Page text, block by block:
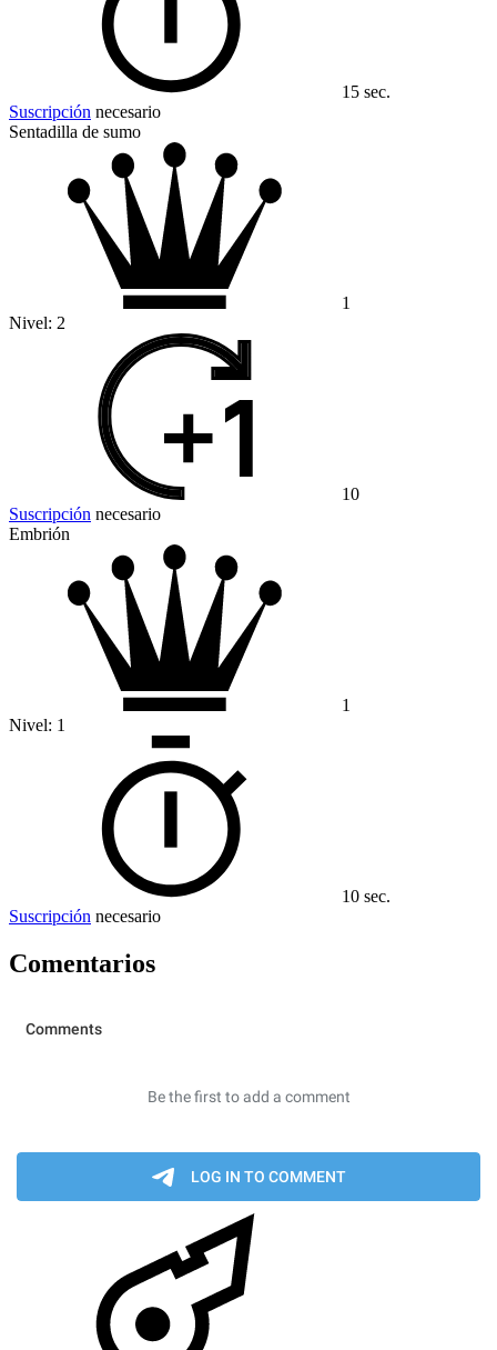
15 sec.
Suscripción necesario
Sentadilla de sumo
1
Nivel: 2
10
Suscripción necesario
Embrión
1
Nivel: 1
10 sec.
Suscripción necesario
Comentarios